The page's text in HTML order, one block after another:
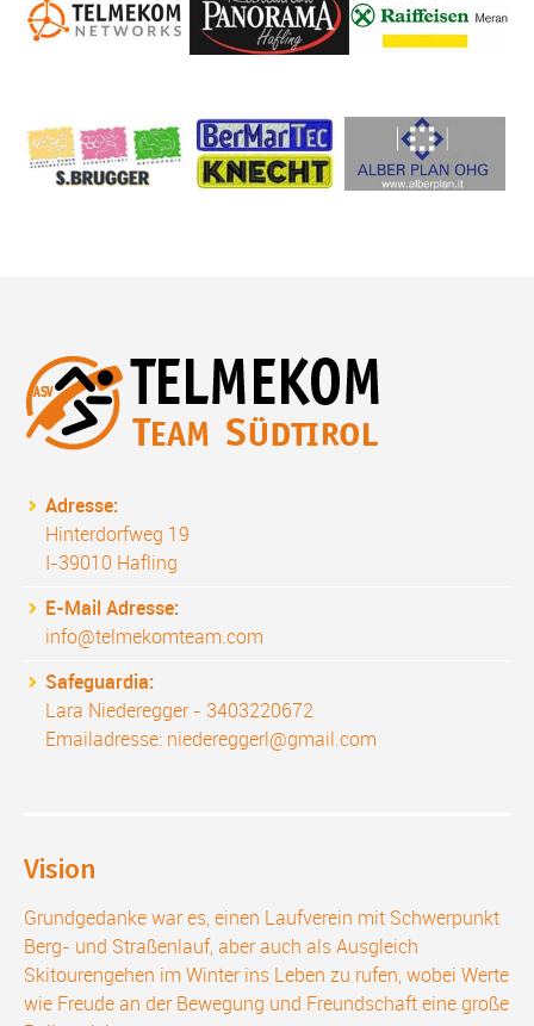
Adresse:
Hinterdorfweg 19
I-39010 Hafling
E-Mail Adresse:
info@telmekomteam.com
Safeguardia:
Lara Niederegger - 3403220672
Emailadresse: niedereggerl@gmail.com
Vision
Grundgedanke war es, einen Laufverein mit Schwerpunkt
Berg- und Straßenlauf, aber auch als Ausgleich
Skitourengehen im Winter ins Leben zu rufen, wobei Werte
wie Freude an der Bewegung und Freundschaft eine große